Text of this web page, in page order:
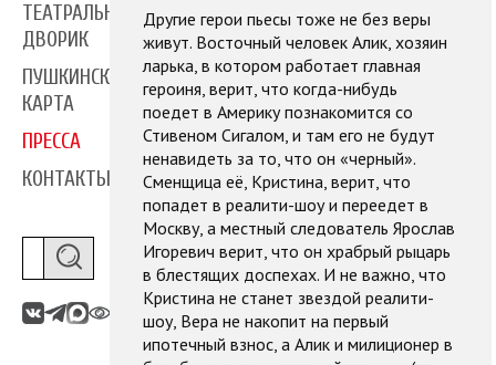
ТЕАТРАЛЬНЫЙ
ДВОРИК
ПУШКИНСКАЯ
КАРТА
ПРЕССА
КОНТАКТЫ
Другие герои пьесы тоже не без веры
живут. Восточный человек Алик, хозяин
ларька, в котором работает главная
героиня, верит, что когда-нибудь
поедет в Америку познакомится со
Стивеном Сигалом, и там его не будут
ненавидеть за то, что он «черный».
Сменщица её, Кристина, верит, что
попадет в реалити-шоу и переедет в
Москву, а местный следователь Ярослав
Игоревич верит, что он храбрый рыцарь
в блестящих доспехах. И не важно, что
Кристина не станет звездой реалити-
шоу, Вера не накопит на первый
ипотечный взнос, а Алик и милиционер в